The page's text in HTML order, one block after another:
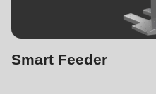
Smart Feeder